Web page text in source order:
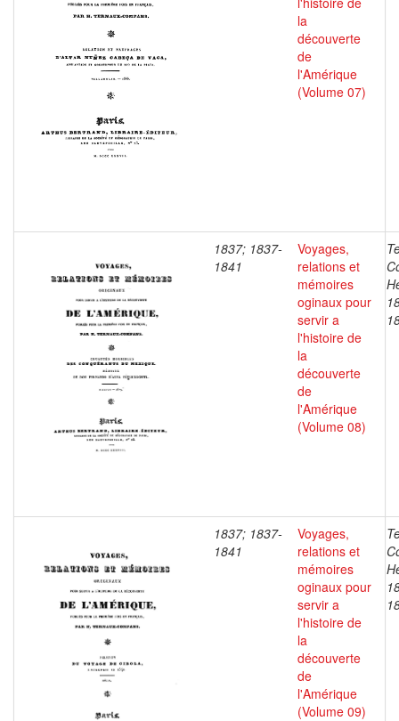
la
découverte
de
l'Amérique
(Volume 07)
1837; 1837-
1841
Voyages,
relations et
mémoires
oginaux pour
servir a
l'histoire de
la
découverte
de
l'Amérique
(Volume 08)
1837; 1837-
1841
Voyages,
relations et
mémoires
oginaux pour
servir a
l'histoire de
la
découverte
de
l'Amérique
(Volume 09)